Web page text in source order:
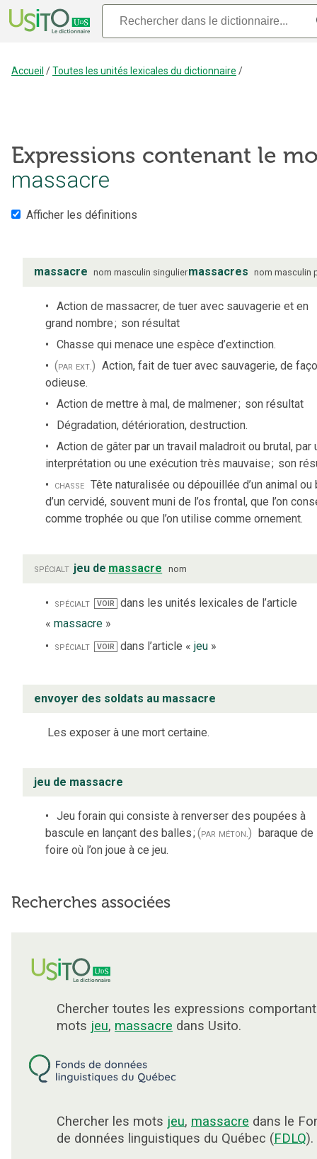
Accueil /Toutes les unités lexicales du dictionnaire /
Expressions contenant le
massacre
Afficher les définitions
massacre nom masculin singuliermassacres nom masculin
Action de massacrer, de tuer avec sauvagerie et en
grand nombre; son résultat
Chasse qui menace une espèce d’extinction.
(par ext.) Action, fait de tuer avec sauvagerie, de
odieuse.
Action de mettre à mal, de malmener; son résultat
Dégradation, détérioration, destruction.
Action de gâter par un travail maladroit ou brutal, par
interprétation ou une exécution très mauvaise; son
chasse Tête naturalisée ou dépouillée d’un animal ou
d’un cervidé, souvent muni de l’os frontal, que l’on
comme trophée ou que l’on utilise comme ornement.
spécialt jeu de massacre nom
spécialt VOIR dans les unités lexicales de l’article
« massacre »
spécialt
VOIR dans l’article « jeu»
envoyer des soldats au massacre
Les exposer à une mort certaine.
jeu de massacre
Jeu forain qui consiste à renverser des poupées à
bascule en lançant des balles;(par méton.) baraque de
foire où l’on joue à ce jeu.
Recherches associées
Chercher toutes les expressions
mots jeu, massacre dans Usito.
Chercher les mots jeu, massacre dans le
de données linguistiques du Québec (FDLQ).